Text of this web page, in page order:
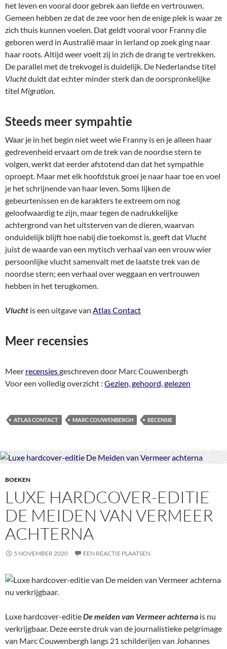
het leven en vooral door gebrek aan liefde en vertrouwen.
Gemeen hebben ze dat de zee voor hen de enige plek is waar ze
zich thuis kunnen voelen. Dat geldt vooral voor Franny die
geboren werd in Australië maar in Ierland op zoek ging naar
haar roots. Altijd weer voelt zij in zich de drang te vertrekken.
De parallel met de trekvogel is duidelijk. De Nederlandse titel
Vluchtduidt dat echter minder sterk dan de oorspronkelijke
titel Migration.
Steeds meer sympahtie
Waar je in het begin niet weet wie Franny is en je alleen haar
gedrevenheid ervaart om de trek van de noordse stern te
volgen, werkt dat eerder afstotend dan dat het sympathie
oproept. Maar met elk hoofdstuk groei je naar haar toe en voel
je het schrijnende van haar leven. Soms lijken de
gebeurtenissen en de karakters te extreem om nog
geloofwaardig te zijn, maar tegen de nadrukkelijke
achtergrond van het uitsterven van de dieren, waarvan
onduidelijk blijft hoe nabij die toekomst is, geeft dat Vlucht
juist de waarde van een mytisch verhaal van een vrouw wier
persoonlijke vlucht samenvalt met de laatste trek van de
noordse stern; een verhaal over weggaan en vertrouwen
hebben in het terugkomen.
Vlucht is een uitgave van Atlas Contact
Meer recensies
Meer recensiesgeschreven door Marc Couwenbergh
Voor een volledig overzicht : Gezien, gehoord, gelezen
ATLAS CONTACT MARC COUWENBERGH RECENSIE
BOEKEN
LUXE HARDCOVER-EDITIE
DE MEIDEN VAN VERMEER
ACHTERNA
5 NOVEMBER 2020 EEN REACTIE PLAATSEN
Luxe hardcover-editieDe meiden van Vermeer achterna is nu
verkrijgbaar. Deze eerste druk van de journalistieke pelgrimage
van Marc Couwenbergh langs 21 schilderijen van Johannes